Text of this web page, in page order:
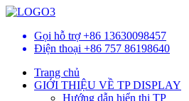
Gọi hỗ trợ +86 13630098457
Điện thoại +86 757 86198640
Trang chủ
GIỚI THIỆU VỀ TP DISPLAY
Hướng dẫn hiển thị TP